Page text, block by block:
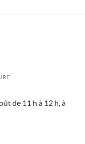
de 11 h à 12 h, à